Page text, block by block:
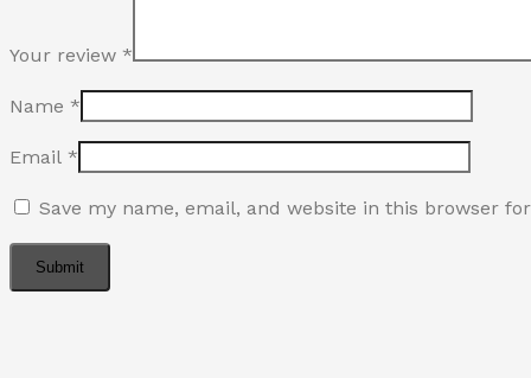
Your review *
Name *
Email *
Save my name, email, and website in this browser